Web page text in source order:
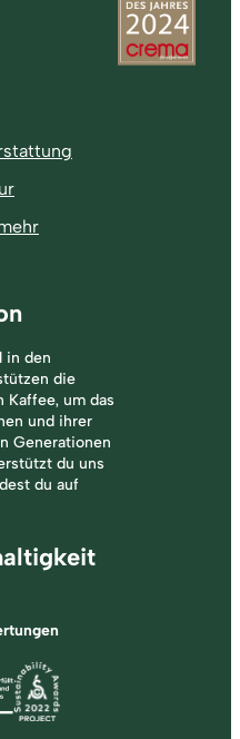
in den
die
Kaffee, um das
und ihrer
Generationen
du uns
du auf